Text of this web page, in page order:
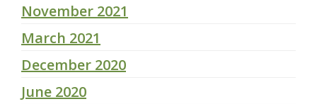
November 2021
March 2021
December 2020
June 2020